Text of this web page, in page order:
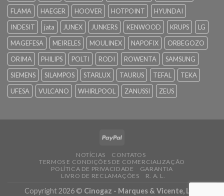
FLAMA
HAEGER HOOVER HOTPOINT
HYUNDAI
INDESIT
jata JUNEX JUNKERS KENWOOD KRUPS
LG
MAGEFESA
MEIRELES MOULINEX NAPOFIX
ORBEGOZO
ORIMA
PHILIPS POLTI RODI ROWENTA
SAMSUNG
SIEMENS
SILAMPOS STARLUX TAURUS TEFAL
TEKA
UFESA
VULCANO WHIRLPOOL ZANUSSI ZEUS
NOTÍCIAS
CONTATOS
TERMOS E CONDIÇÕES DE COMERCIALIZAÇÃO
POLÍTICA DE PRIVACIDADE
GARANTIA
LIVRO DE RECLAMAÇÕES
R. A. L.
Copyright 2026 © Cinogaz - Marques & Vicente, Lda.